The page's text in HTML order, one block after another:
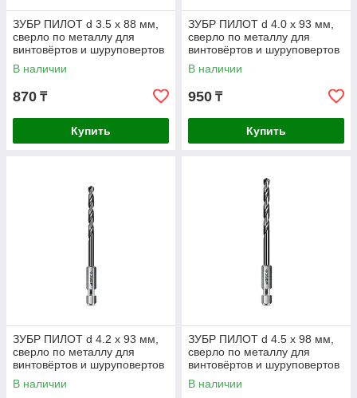
ЗУБР ПИЛОТ d 3.5 х 88 мм,
сверло по металлу для
винтовёртов и шуруповертов
IMPACT READY
Профессионал
В наличии
870 ₸
Купить
ЗУБР ПИЛОТ d 4.0 х 93 мм,
сверло по металлу для
винтовёртов и шуруповертов
IMPACT READY
Профессионал (29629-4
В наличии
950 ₸
Купить
ЗУБР ПИЛОТ d 4.2 х 93 мм,
сверло по металлу для
винтовёртов и шуруповертов
IMPACT READY
Профессионал
В наличии
ЗУБР ПИЛОТ d 4.5 х 98 мм,
сверло по металлу для
винтовёртов и шуруповертов
IMPACT READY
Профессионал
В наличии